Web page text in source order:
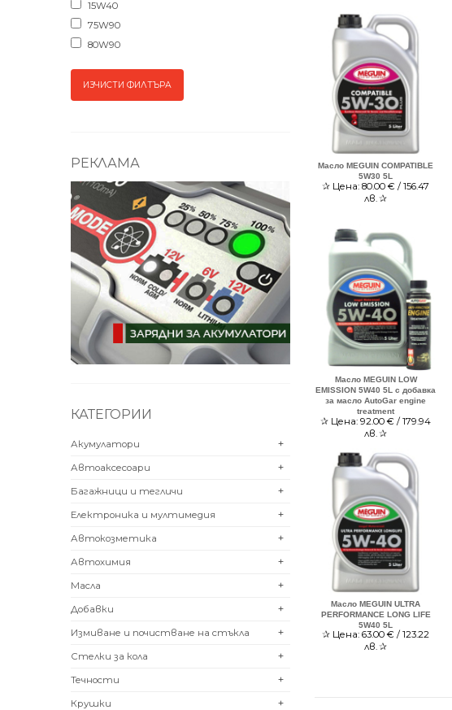
15W40
75W90
80W90
РЕКЛАМА
КАТЕГОРИИ
+
Акумулатори
+
Автоаксесоари
+
Багажници и тегличи
+
Електроника и мултимедия
+
Автокозметика
+
Автохимия
+
Масла
+
Добавки
+
Измиване и почистване на стъкла
+
Стелки за кола
+
Течности
+
Крушки
Масло MEGUIN COMPATIBLE
5W30 5L
✰ Цена: 80.00€ / 156.47
лв.✰
Масло MEGUIN LOW
EMISSION 5W40 5L с добавка
за масло AutoGar engine
treatment
✰ Цена: 92.00€ / 179.94
лв. ✰
Масло MEGUIN ULTRA
PERFORMANCE LONG LIFE
5W40 5L
✰ Цена: 63.00€ / 123.22
лв.✰